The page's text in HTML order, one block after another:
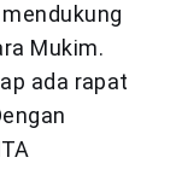
Mukim.
ada rapat